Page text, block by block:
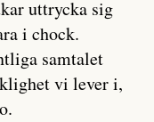
uttrycka sig
i chock.
samtalet
vi lever i,